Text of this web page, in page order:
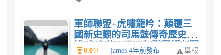
軍師聯盟+虎嘯龍吟：顛覆三
國新史觀的司馬懿傳奇歷史小
說(套書共三冊，加贈電視劇照
0.0分 james 4年前發布 舉報